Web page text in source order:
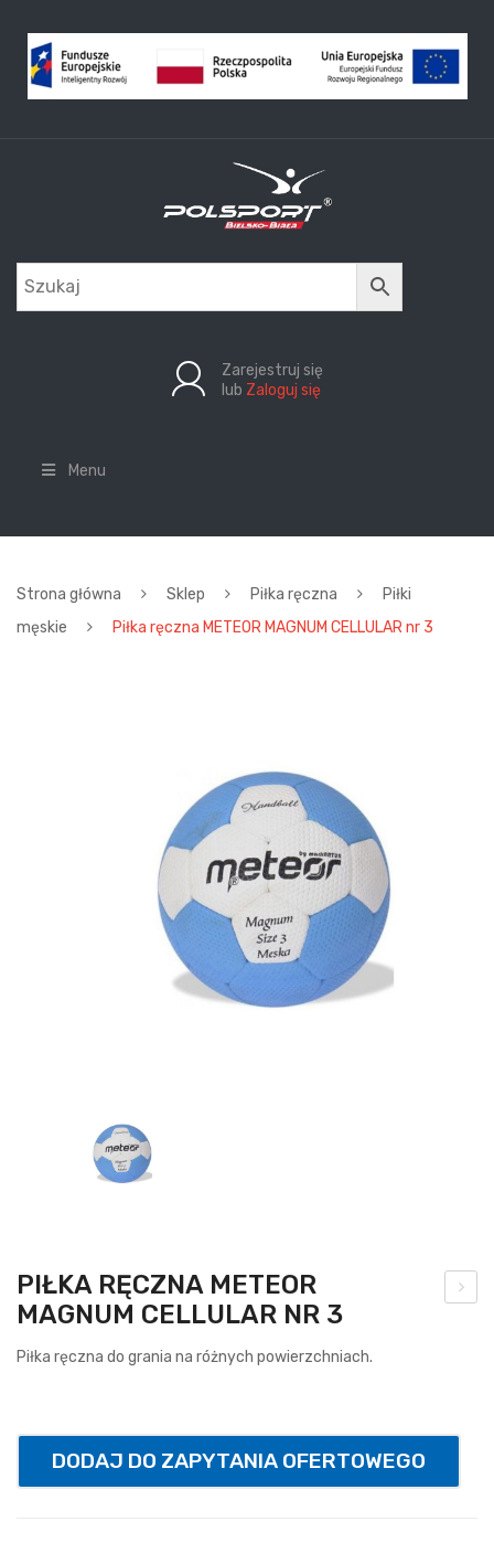
Zarejestruj się
lub Zaloguj się
Menu
Strona główna Sklep Piłka ręczna
Piłki
męskie
Piłka ręczna METEOR MAGNUM CELLULAR nr 3
za
PIŁKA RĘCZNA METEOR
MAGNUM CELLULAR NR 3
Piłka ręczna do grania na różnych powierzchniach.
DODAJ DO ZAPYTANIA OFERTOWEGO